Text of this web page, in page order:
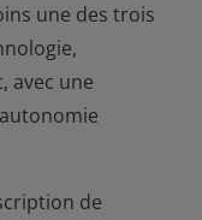
une des trois
avec une
de